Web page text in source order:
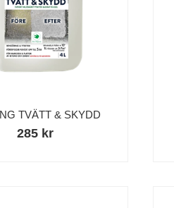
TVÄTT & SKYDD
285 kr